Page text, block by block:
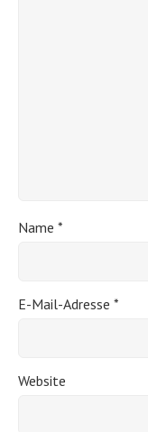
Name *
E-Mail-Adresse *
Website